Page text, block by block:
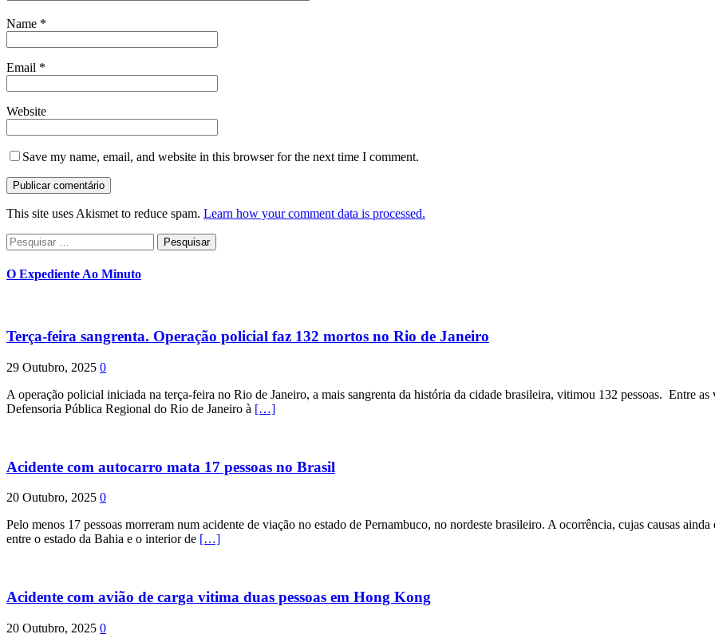
Name *
Email *
Website
Save my name, email, and website in this browser for the next time I comment.
This site uses Akismet to reduce spam. Learn how your comment data is processed.
Pesquisar
por:
O Expediente Ao Minuto
Terça-feira sangrenta. Operação policial faz 132 mortos no Rio de Janeiro
29 Outubro, 2025 0
A operação policial iniciada na terça-feira no Rio de Janeiro, a mais sangrenta da história da cidade brasileira, vitimou 132 pessoas. Entre
Defensoria Pública Regional do Rio de Janeiro à […]
Acidente com autocarro mata 17 pessoas no Brasil
20 Outubro, 2025 0
Pelo menos 17 pessoas morreram num acidente de viação no estado de Pernambuco, no nordeste brasileiro. A ocorrência, cujas causas
entre o estado da Bahia e o interior de […]
Acidente com avião de carga vitima duas pessoas em Hong Kong
20 Outubro, 2025 0